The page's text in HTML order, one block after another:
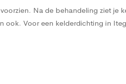
Na de behandeling ziet je
ook. Voor een kelderdichting in